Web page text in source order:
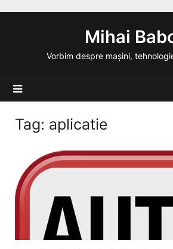
Mihai
Vorbim despre mașini,
Tag: aplicatie